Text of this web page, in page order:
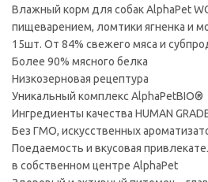
Влажный корм для собак AlphaPet
пищеварением, ломтики ягненка и
15шт. От 84% свежего мяса и
Более 90% мясного белка
Низкозерновая рецептура
Уникальный комплекс AlphaPetBIO®
Ингредиенты качества HUMAN
Без ГМО, искусственных
Поедаемость и вкусовая
в собственном центре AlphaPet